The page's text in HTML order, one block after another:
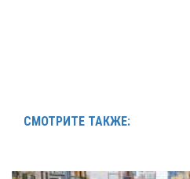
СМОТРИТЕ ТАКЖЕ: